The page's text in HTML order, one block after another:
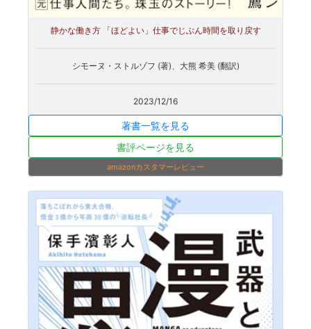
静かな働き方 「ほどよい」仕事でじぶん時間を取り戻す
シモーヌ・ストルゾフ (著)、大熊 希美 (翻訳)
2023/12/16
著書一覧を見る
書評ページを見る
amazonカスタマーレビュー